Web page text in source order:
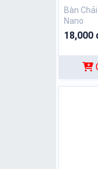
Bàn
Nano
18,000